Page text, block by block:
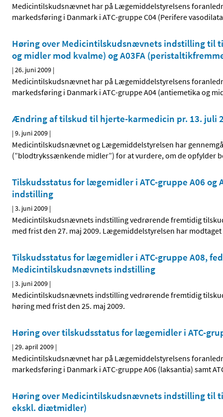
Medicintilskudsnævnet har på Lægemiddelstyrelsens
markedsføring i Danmark i ATC-gruppe C04 (Perifere
Høring over Medicintilskudsnævnets indstilling til
og midler mod kvalme) og A03FA
|26. juni 2009 |
Medicintilskudsnævnet har på Lægemiddelstyrelsens
markedsføring i Danmark i ATC-gruppe A04 (antiemetika og
Ændring af tilskud til hjerte-karmedicin pr. 13. juli
|9. juni 2009 |
Medicintilskudsnævnet og Lægemiddelstyrelsen har
(”blodtrykssænkende midler”) for at vurdere, om de opfylder
Tilskudsstatus for lægemidler i ATC-gruppe A06
indstilling
|3. juni 2009 |
Medicintilskudsnævnets indstilling vedrørende fremtidig
med frist den 27. maj 2009. Lægemiddelstyrelsen har
Tilskudsstatus for lægemidler i ATC-gruppe A08,
Medicintilskudsnævnets indstilling
|3. juni 2009 |
Medicintilskudsnævnets indstilling vedrørende fremtidig
høring med frist den 25. maj 2009.
Høring over tilskudsstatus for lægemidler i ATC-
|29. april 2009 |
Medicintilskudsnævnet har på Lægemiddelstyrelsens
markedsføring i Danmark i ATC-gruppe A06 (laksantia) samt
Høring over Medicintilskudsnævnets indstilling til
ekskl. diætmidler)